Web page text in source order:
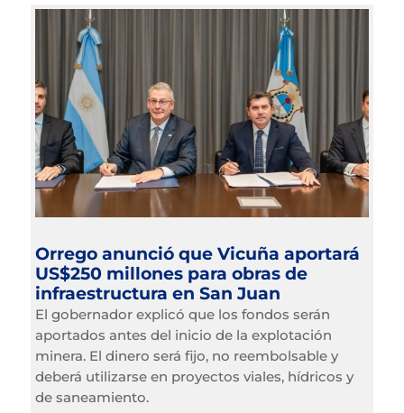
Orrego anunció que Vicuña aportará
US$250 millones para obras de
infraestructura en San Juan
El gobernador explicó que los fondos serán
aportados antes del inicio de la explotación
minera. El dinero será fijo, no reembolsable y
deberá utilizarse en proyectos viales, hídricos y
de saneamiento.